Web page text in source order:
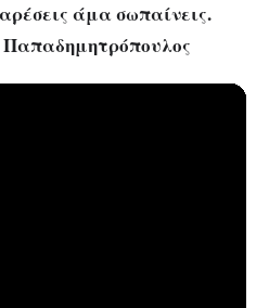
άμα σωπαίνεις.